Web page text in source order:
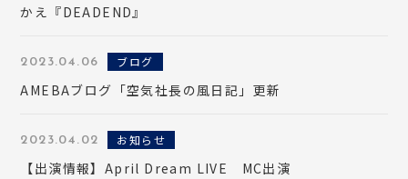
かえ『DEADEND』
2023.04.06 ブログ
AMEBAブログ「空気社長の風日記」更新
2023.04.02 お知らせ
【出演情報】April Dream LIVE MC出演